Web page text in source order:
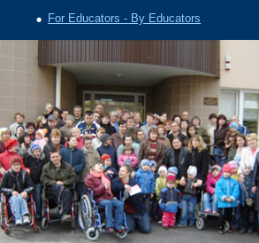
For Educators - By Educators